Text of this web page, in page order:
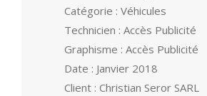
Catégorie : Véhicules
Technicien : Accès Publicité
Graphisme : Accès Publicité
Date : Janvier 2018
Client : Christian Seror SARL